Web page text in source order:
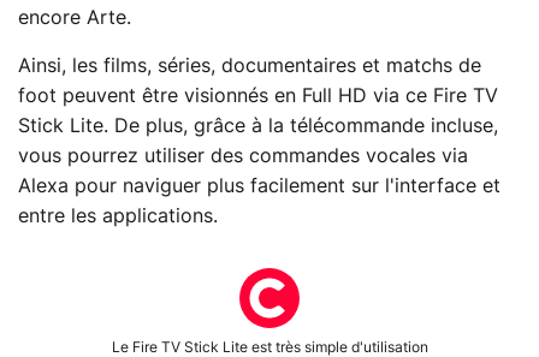
encore Arte.
Ainsi, les films, séries, documentaires et matchs de
foot peuvent être visionnés en Full HD via ce Fire TV
Stick Lite. De plus, grâce à la télécommande incluse,
vous pourrez utiliser des commandes vocales via
Alexa pour naviguer plus facilement sur l'interface et
entre les applications.
Le Fire TV Stick Lite est très simple d'utilisation